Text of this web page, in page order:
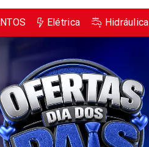
Elétrica Hidráulica